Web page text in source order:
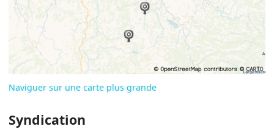
Naviguer sur une carte plus grande
Syndication